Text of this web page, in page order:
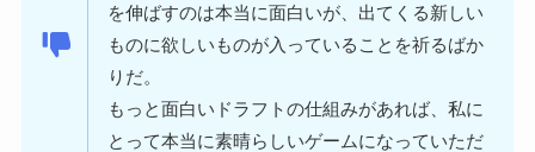
を伸ばすのは本当に面白いが、出てくる新しい
ものに欲しいものが入っていることを祈るばか
りだ。
もっと面白いドラフトの仕組みがあれば、私に
とって本当に素晴らしいゲームになっていただ